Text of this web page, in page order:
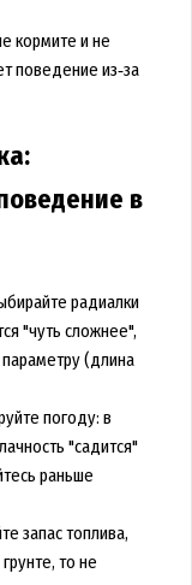
кормите и не
поведение из‑за
в
радиалки
"чуть сложнее",
(длина
погоду: в
"садится"
раньше
запас топлива,
то не